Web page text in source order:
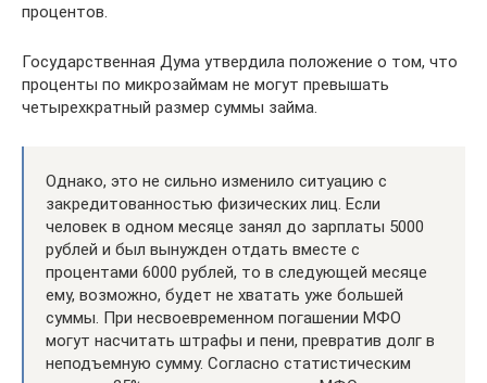
процентов.
Государственная Дума утвердила положение о том, что
проценты по микрозаймам не могут превышать
четырехкратный размер суммы займа.
Однако, это не сильно изменило ситуацию с
закредитованностью физических лиц. Если
человек в одном месяце занял до зарплаты 5000
рублей и был вынужден отдать вместе с
процентами 6000 рублей, то в следующей месяце
ему, возможно, будет не хватать уже большей
суммы. При несвоевременном погашении МФО
могут насчитать штрафы и пени, превратив долг в
неподъемную сумму. Согласно статистическим